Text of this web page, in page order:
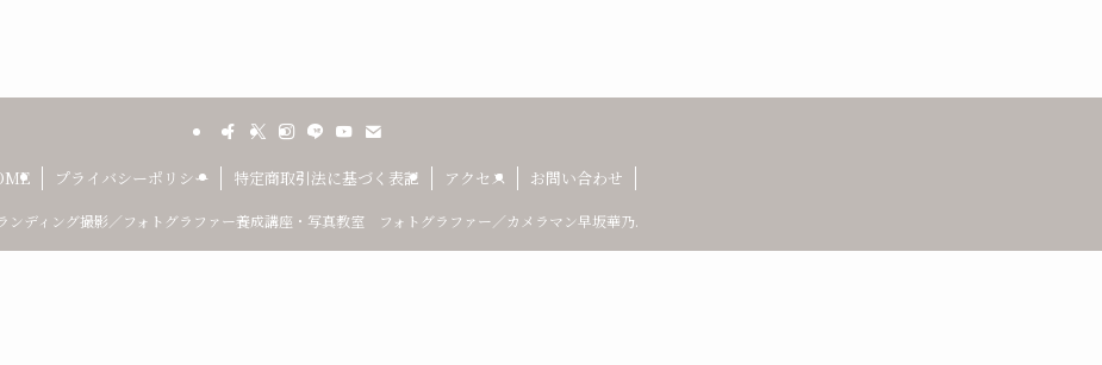
プライバシーポリシー 特定商取引法に基づく表記 アクセス お問い合わせ
ンディング撮影／フォトグラファー養成講座・写真教室 フォトグラファー／カメラマン早坂華乃.